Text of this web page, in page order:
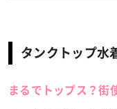
タンクトップ水
まるでトップス？街